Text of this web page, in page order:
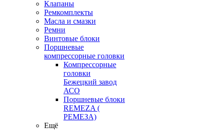
Клапаны
Ремкомплекты
Масла и смазки
Ремни
Винтовые блоки
Поршневые
компрессорные головки
Компрессорные
головки
Бежецкий завод
АСО
Поршневые блоки
REMEZA (
РЕМЕЗА)
Ещё